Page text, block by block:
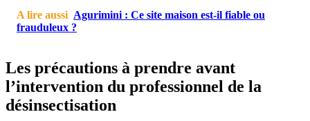
A lire aussi Agurimini : Ce site maison est-il fiable ou
frauduleux ?
Les précautions à prendre avant
l’intervention du professionnel de la
désinsectisation